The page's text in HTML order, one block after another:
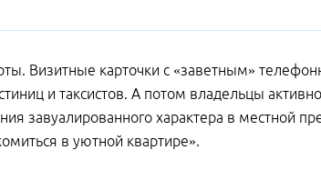
Визитные карточки с «заветным»
и таксистов. А потом владельцы
завуалированного характера в местной
в уютной квартире».